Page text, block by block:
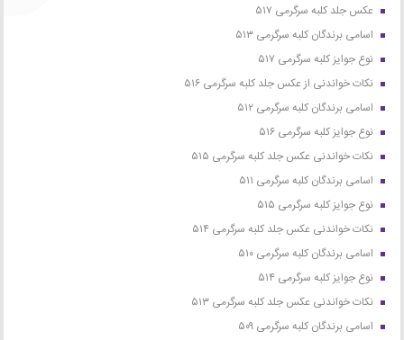
عکس جلد کلبه سرگرمی ۵۱۷
اسامی برندگان کلبه سرگرمی ۵۱۳
نوع جوایز کلبه سرگرمی ۵۱۷
نکات خواندنی از عکس جلد کلبه سرگرمی ۵۱۶
اسامی برندگان کلبه سرگرمی ۵۱۲
نوع جوایز کلبه سرگرمی ۵۱۶
نکات خواندنی عکس جلد کلبه سرگرمی ۵۱۵
اسامی برندگان کلبه سرگرمی ۵۱۱
نوع جوایز کلبه سرگرمی ۵۱۵
نکات خواندنی عکس جلد کلبه سرگرمی ۵۱۴
اسامی برندگان کلبه سرگرمی ۵۱۰
نوع جوایز کلبه سرگرمی ۵۱۴
نکات خواندنی عکس جلد کلبه سرگرمی ۵۱۳
اسامی برندگان کلبه سرگرمی ۵۰۹